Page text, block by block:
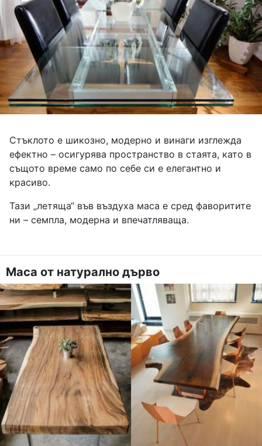
Стъклото е шикозно, модерно и винаги изглежда
ефектно – осигурява пространство в стаята, като в
същото време само по себе си е елегантно и
красиво.
Тази „летяща“ във въздуха маса е сред фаворитите
ни – семпла, модерна и впечатляваща.
Маса от натурално дърво